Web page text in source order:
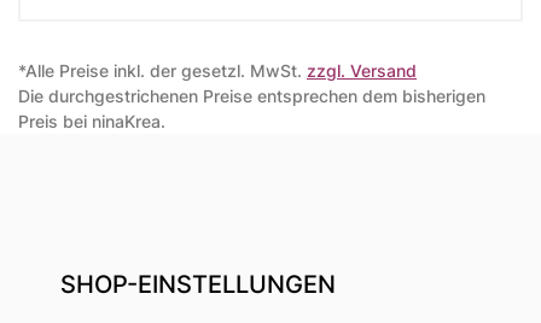
*Alle Preise inkl. der gesetzl. MwSt. zzgl. Versand
Die durchgestrichenen Preise entsprechen dem bisherigen
Preis bei ninaKrea.
SHOP-EINSTELLUNGEN